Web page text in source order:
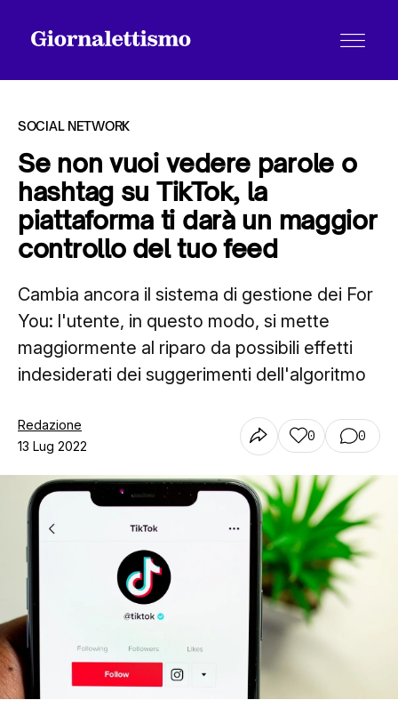
Tutti gli articoli
Contatti
SOCIAL NETWORK
Se non vuoi vedere parole o
hashtag su TikTok, la
piattaforma ti darà un maggior
controllo del tuo feed
Cambia ancora il sistema di gestione dei For
You: l'utente, in questo modo, si mette
maggiormente al riparo da possibili effetti
indesiderati dei suggerimenti dell'algoritmo
Redazione
13 Lug 2022
0 0